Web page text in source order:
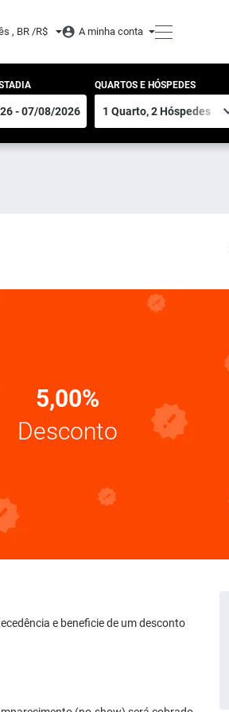
, BR /R$ A minha conta
QUARTOS E HÓSPEDES
5,00%
Desconto
e beneficie de um desconto